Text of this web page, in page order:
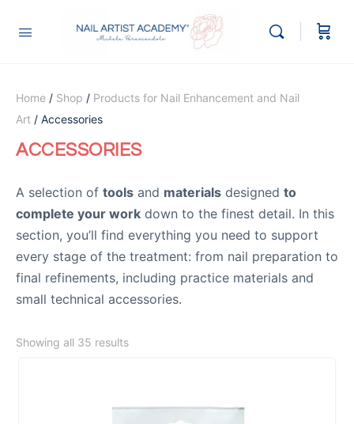
Home / Shop / Products for Nail Enhancement and Nail
Art / Accessories
ACCESSORIES
A selection of tools and materials designed to
complete your work down to the finest detail. In this
section, you’ll find everything you need to support
every stage of the treatment: from nail preparation to
final refinements, including practice materials and
small technical accessories.
Showing all 35 results